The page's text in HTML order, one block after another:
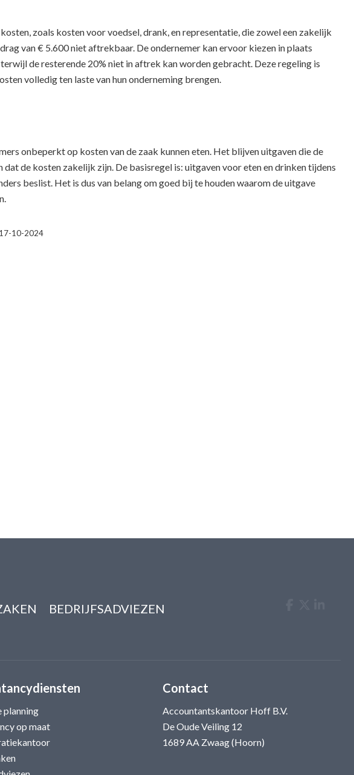
zoals kosten voor voedsel, drank, en representatie, die zowel een zakelijk
van € 5.600 niet aftrekbaar. De ondernemer kan ervoor kiezen in plaats
de resterende 20% niet in aftrek kan worden gebracht. Deze regeling is
volledig ten laste van hun onderneming brengen.
onbeperkt op kosten van de zaak kunnen eten. Het blijven uitgaven die de
de kosten zakelijk zijn. De basisregel is: uitgaven voor eten en drinken tijdens
beslist. Het is dus van belang om goed bij te houden waarom de uitgave
10-2024
BEDRIJFSADVIEZEN
planning
op maat
Contact
Accountantskantoor Hoff B.V.
De Oude Veiling 12
1689 AA Zwaag (Hoorn)